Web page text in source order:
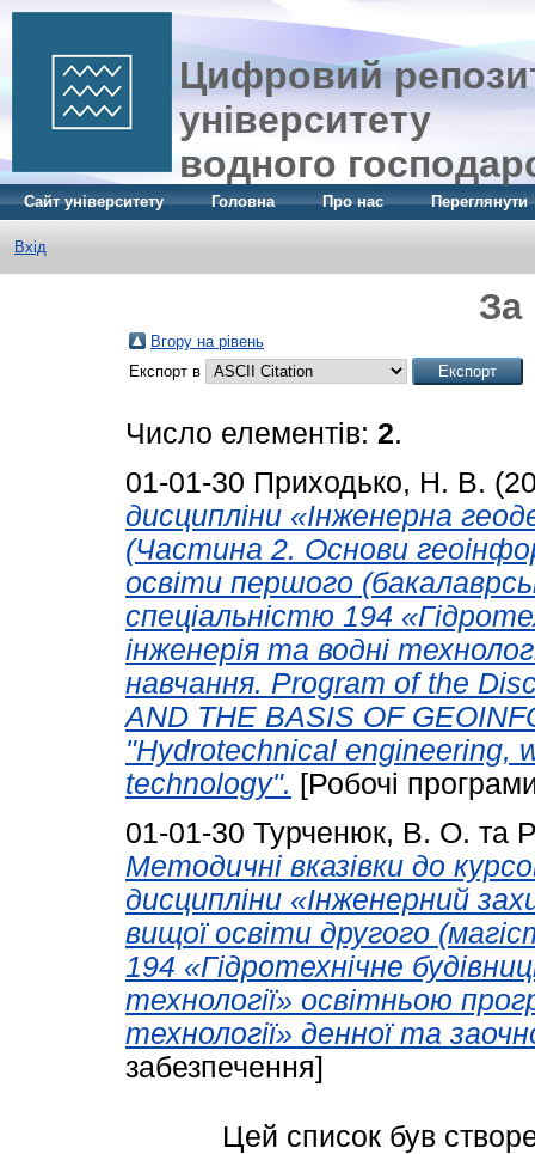
Цифровий
університету
водного
Сайт університету Головна Про нас Переглянути
Вхід
Вгору на рівень
Експорт в
Число елементів: 2.
01-01-30 Приходько, Н. В.
дисципліни «Інженерна
(Частина 2. Основи
освіти першого
спеціальністю 194
інженерія та водні
навчання. Program of the
AND THE BASIS OF
"Hydrotechnical engineering,
technology". [Робочі
01-01-30 Турченюк, В. О. та
Методичні вказівки до
дисципліни «Інженерний
вищої освіти другого
194 «Гідротехнічне
технології» освітньою
технології» денної та
забезпечення]
Цей список був